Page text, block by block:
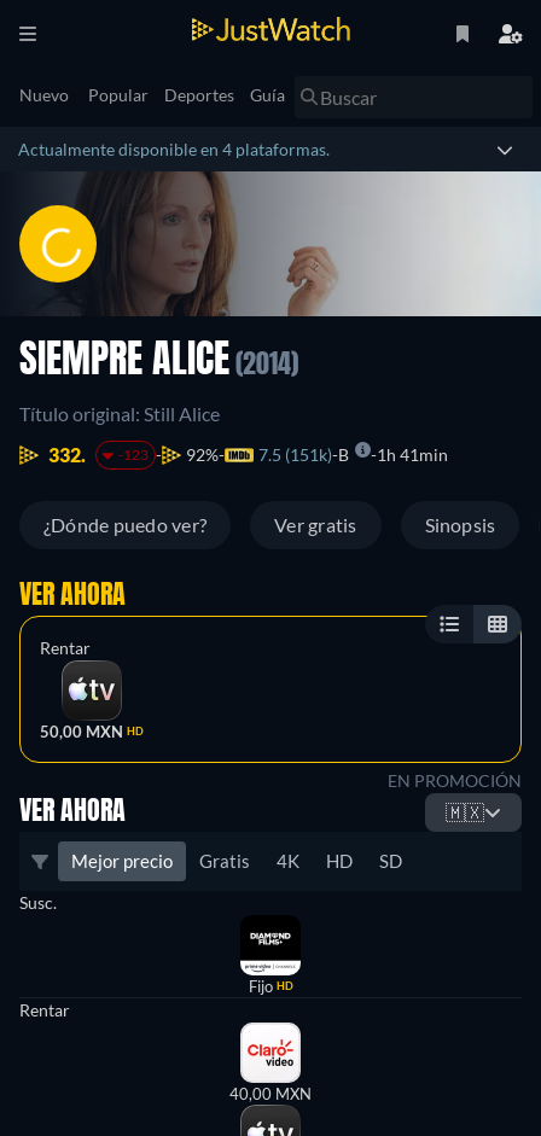
Nuevo Popular Deportes Guía
Actualmente disponible en 4 plataformas.
SIEMPRE ALICE (2014)
Título original: Still Alice
332.
-123 92% 7.5 (151k) B 1h 41min
¿Dónde puedo ver? Ver gratis Sinopsis
VER AHORA
Rentar
50,00 MXN HD
EN PROMOCIÓN
VER AHORA 🇲🇽
Mejor precio Gratis 4K HD SD
Susc.
Fijo HD
Rentar
40,00 MXN